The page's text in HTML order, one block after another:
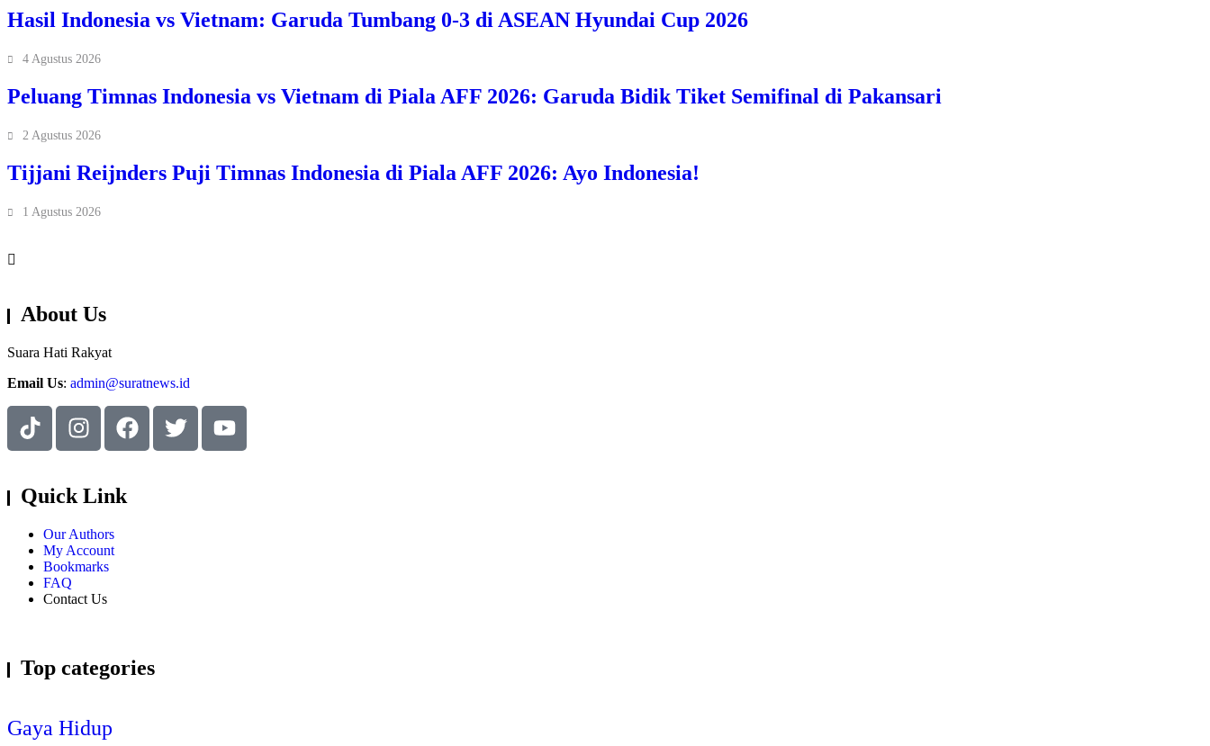
Hasil Indonesia vs Vietnam: Garuda Tumbang 0-3 di ASEAN Hyundai Cup 2026
4 Agustus 2026
Peluang Timnas Indonesia vs Vietnam di Piala AFF 2026: Garuda Bidik Tiket Semifinal di Pakansari
2 Agustus 2026
Tijjani Reijnders Puji Timnas Indonesia di Piala AFF 2026: Ayo Indonesia!
1 Agustus 2026
About Us
Suara Hati Rakyat
Email Us: admin@suratnews.id
Quick Link
Our Authors
My Account
Bookmarks
FAQ
Contact Us
Top categories
Gaya Hidup